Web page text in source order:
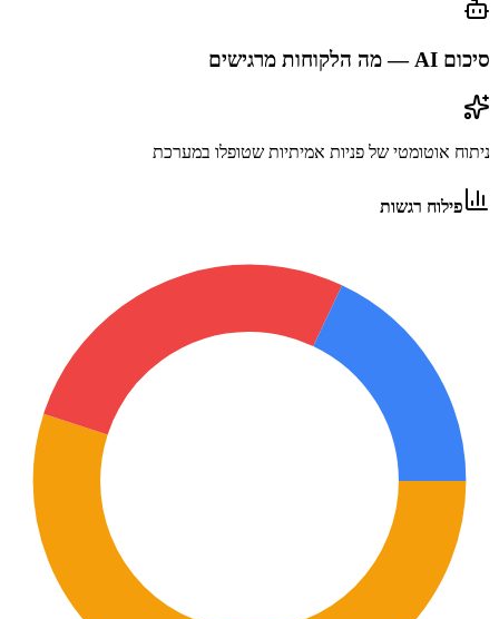
סיכום AI — מה הלקוחות מרגישים
ניתוח אוטומטי של פניות אמיתיות שטופלו במערכת
פילוח רגשות